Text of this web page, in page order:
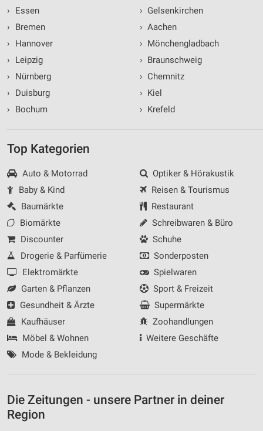
›
Essen
›
Bremen
›
Hannover
›
Leipzig
›
Nürnberg
›
Duisburg
›
Bochum
› Gelsenkirchen
› Aachen
› Mönchengladbach
› Braunschweig
› Chemnitz
› Kiel
› Krefeld
Top Kategorien
Auto & Motorrad
Baby & Kind
Baumärkte
Biomärkte
Discounter
Drogerie & Parfümerie
Elektromärkte
Garten & Pflanzen
Gesundheit & Ärzte
Kaufhäuser
Möbel & Wohnen
Mode & Bekleidung
Optiker & Hörakustik
Reisen & Tourismus
Restaurant
Schreibwaren & Büro
Schuhe
Sonderposten
Spielwaren
Sport & Freizeit
Supermärkte
Zoohandlungen
Weitere Geschäfte
Die Zeitungen - unsere Partner in deiner
Region